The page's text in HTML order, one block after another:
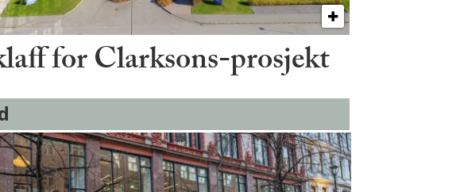
for Clarksons-prosjekt